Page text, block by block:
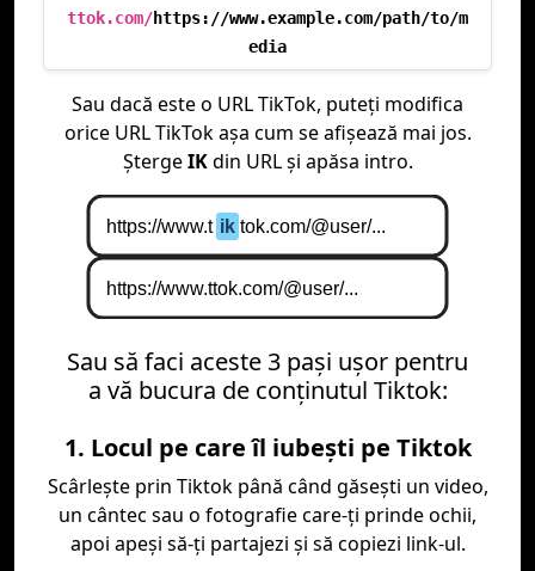
ttok.com/https://www.example.com/path/to/m
edia
Sau dacă este o URL TikTok, puteți modifica
orice URL TikTok așa cum se afișează mai jos.
ȘtergeIKdin URL și apăsa intro.
Sau să faci aceste 3 paşi uşor pentru
a vă bucura de conţinutul Tiktok:
1. Locul pe care îl iubeşti pe Tiktok
Scârleşte prin Tiktok până când găseşti un video,
un cântec sau o fotografie care-ţi prinde ochii,
apoi apeşi să-ţi partajezi şi să copiezi link-ul.